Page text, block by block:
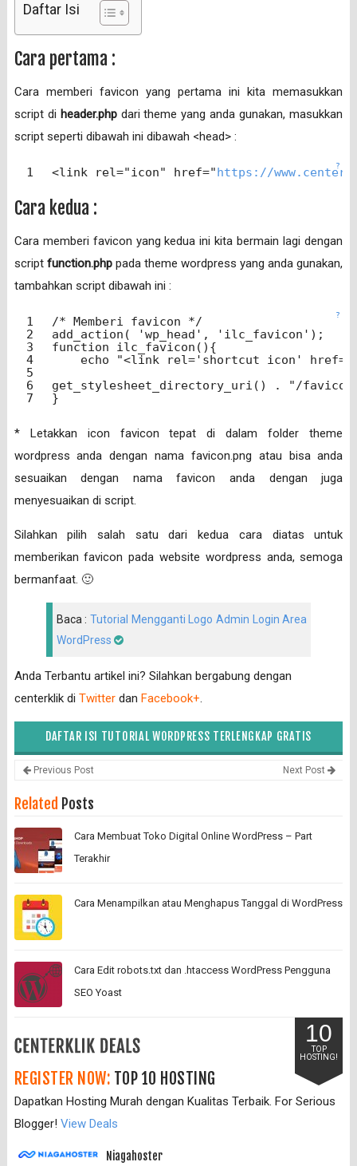
Daftar Isi
Cara pertama :
Cara memberi favicon yang pertama ini kita memasukkan
script di header.phpdari theme yang anda gunakan, masukkan
script seperti dibawah ini dibawah <head> :
?
1 <link rel="icon" href="https://
Cara kedua :
Cara memberi favicon yang kedua ini kita bermain lagi dengan
script function.phppada theme wordpress yang anda gunakan,
tambahkan script dibawah ini :
?
1
2
3
4
5
6
7
/* Memberi favicon */
add_action(
'wp_head' , 'ilc_favicon' );
function
ilc_favicon(){
echo
"<link rel='shortcut icon'
get_stylesheet_directory_uri() .
"/
}
* Letakkan icon favicon tepat di dalam folder theme
wordpress anda dengan nama favicon.png atau bisa anda
sesuaikan dengan nama favicon anda dengan juga
menyesuaikan di script.
Silahkan pilih salah satu dari kedua cara diatas untuk
memberikan favicon pada website wordpress anda, semoga
bermanfaat. 🙂
Baca : Tutorial Mengganti Logo Admin Login Area
WordPress
Anda Terbantu artikel ini? Silahkan bergabung dengan
centerklik di Twitterdan Facebook+.
DAFTAR ISI TUTORIAL WORDPRESS TERLENGKAP GRATIS
Previous Post Next Post
Related Posts
Cara Membuat Toko Digital Online WordPress – Part
Terakhir
Cara Menampilkan atau Menghapus Tanggal di WordPress
Cara Edit robots.txt dan .htaccess WordPress Pengguna
SEO Yoast
10
TOP
HOSTING!
REGISTER NOW: TOP 10 HOSTING
Dapatkan Hosting Murah dengan Kualitas Terbaik. For Serious
Blogger! View Deals
Niagahoster